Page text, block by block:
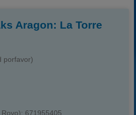
Aragon: La Torre
porfavor)
671955405